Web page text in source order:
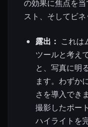
の効果に焦点を
スト、そしてビネ
露出： これは
ツールと考え
と、写真に明
ます。わずか
さを導入でき
撮影したポー
ハイライトを